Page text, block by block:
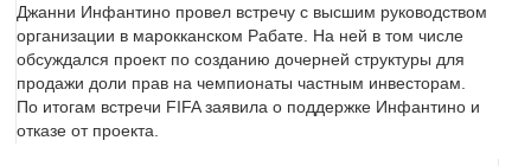
Джанни Инфантино провел встречу с высшим руководством
организации в марокканском Рабате. На ней в том числе
обсуждался проект по созданию дочерней структуры для
продажи доли прав на чемпионаты частным инвесторам.
По итогам встречи FIFA заявила о поддержке Инфантино и
отказе от проекта.